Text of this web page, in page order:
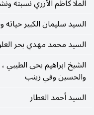
الملا كاظم الأزري نسبته
السيد سليمان الكبير
السيد محمد مهدي بحر
الشيخ ابراهيم يحى
والحسين وفي زينب
السيد أحمد العطار
لم يبق فيها
يجيب
غير اثافودونها
فما البكا وما